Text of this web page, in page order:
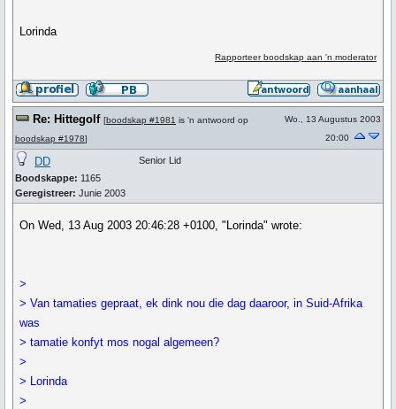
Lorinda
Rapporteer boodskap aan 'n moderator
Re: Hittegolf [boodskap #1981 is 'n antwoord op
boodskap #1978]
Wo., 13 Augustus 2003
20:00
DD
Boodskappe: 1165
Geregistreer: Junie 2003
Senior Lid
On Wed, 13 Aug 2003 20:46:28 +0100, "Lorinda" wrote:
>
> Van tamaties gepraat, ek dink nou die dag daaroor, in Suid-Afrika
was
> tamatie konfyt mos nogal algemeen?
>
> Lorinda
>